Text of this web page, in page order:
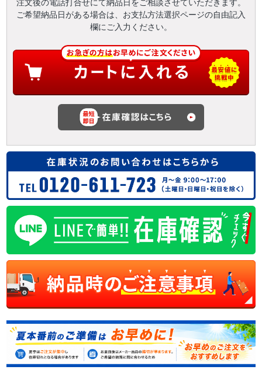
注文後の電話打合せにて納品日をご相談させていただきます。
ご希望納品日がある場合は、お支払方法選択ページの自由記入
欄にご入力ください。